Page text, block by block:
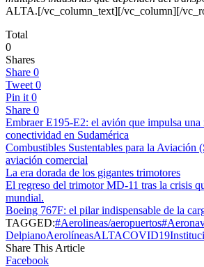
ALTA.[/vc_column_text][/vc_column][/
Total
0
Shares
Share 0
Tweet 0
Pin it 0
Share 0
Embraer E195-E2: el avión que impulsa una
conectividad en Sudamérica
Combustibles Sustentables para la Aviación
aviación comercial
La era dorada de los gigantes trimotores
El regreso del trimotor MD-11 tras la crisis
mundial.
Boeing 767F: el pilar indispensable de la
TAGGED:#Aerolineas/aeropuertos
DelpianoAerolíneasALTACOVID19
Share This Article
Facebook